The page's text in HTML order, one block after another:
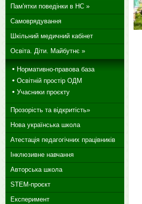
Пам'ятки поведінки в НС »
Самоврядування
Шкільний медичний кабінет
Освіта. Діти. Майбутнє »
Нормативно-правова база
Освітній простір ОДМ
Учасники проєкту
Прозорість та відкритість»
Нова українська школа
Атестація педагогічних працівників
Інклюзивне навчання
Авторська школа
STEM-проєкт
Експеримент